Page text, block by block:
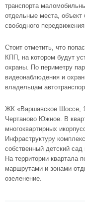
транспорта
отдельные места, объект
свободного
Стоит отметить, что
КПП, на котором будут
охраны. По периметру
видеонаблюдения и
владельцам
ЖК «Варшавское Шоссе,
Чертаново Южное. В
многоквартирных
Инфраструктуру
собственный детский
На территории квартала
маршрутами и зонами
озеленение.